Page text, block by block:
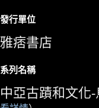
發行單位
雅痞書店
系列名稱
中亞古蹟和文化